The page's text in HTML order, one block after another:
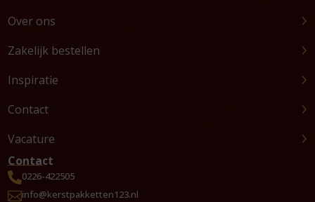
Over ons
Zakelijk bestellen
Inspiratie
Contact
Vacature
Contact
0226-422505
info@kerstpakketten123.nl